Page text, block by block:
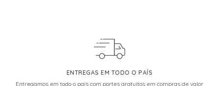
ENTREGAS EM TODO O PAÍS
Entregamos em todo o país com portes gratuitos em compras de valor